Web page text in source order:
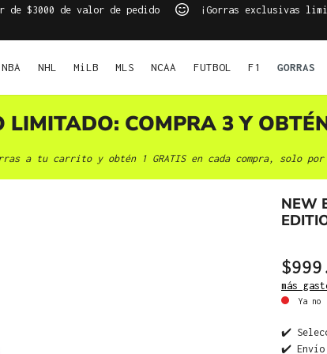
$3000 de valor de pedido ¡Gorras exclusivas
NBA NHL MiLB MLS NCAA FUTBOL F1 GORRAS
LIMITADO: COMPRA 3 Y
a tu carrito y obtén 1 GRATIS en cada compra, solo
NEW
más
Ya no
✔️
✔️ Envío